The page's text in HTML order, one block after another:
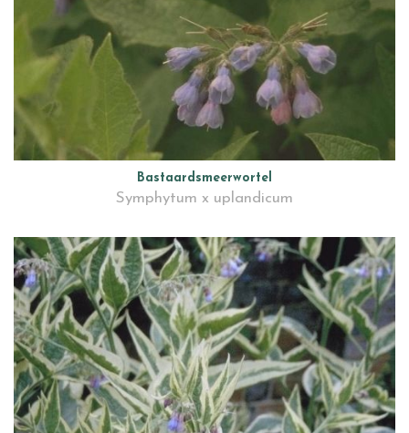
Bastaardsmeerwortel
Symphytum x uplandicum